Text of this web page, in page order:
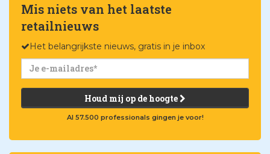
Mis niets van het laatste
retailnieuws
Het belangrijkste nieuws, gratis in je inbox
Houd mij op de hoogte
Al 57.500 professionals gingen je voor!